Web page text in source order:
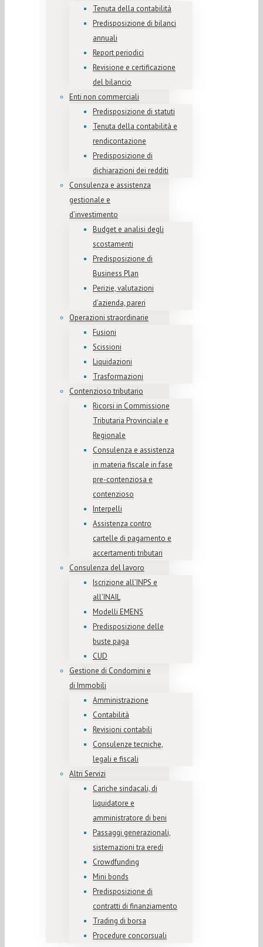
Tenuta della contabilità
Predisposizione di bilanci
annuali
Report periodici
Revisione e certificazione
del bilancio
Enti non commerciali
Predisposizione di statuti
Tenuta della contabilità e
rendicontazione
Predisposizione di
dichiarazioni dei redditi
Consulenza e assistenza
gestionale e
d’investimento
Budget e analisi degli
scostamenti
Predisposizione di
Business Plan
Perizie, valutazioni
d’azienda, pareri
Operazioni straordinarie
Fusioni
Scissioni
Liquidazioni
Trasformazioni
Contenzioso tributario
Ricorsi in Commissione
Tributaria Provinciale e
Regionale
Consulenza e assistenza
in materia fiscale in fase
pre-contenziosa e
contenzioso
Interpelli
Assistenza contro
cartelle di pagamento e
accertamenti tributari
Consulenza del lavoro
Iscrizione all’INPS e
all’INAIL
Modelli EMENS
Predisposizione delle
buste paga
CUD
Gestione di Condomini e
di Immobili
Amministrazione
Contabilità
Revisioni contabili
Consulenze tecniche,
legali e fiscali
Altri Servizi
Cariche sindacali, di
liquidatore e
amministratore di beni
Passaggi generazionali,
sistemazioni tra eredi
Crowdfunding
Mini bonds
Predisposizione di
contratti di finanziamento
Trading di borsa
Procedure concorsuali